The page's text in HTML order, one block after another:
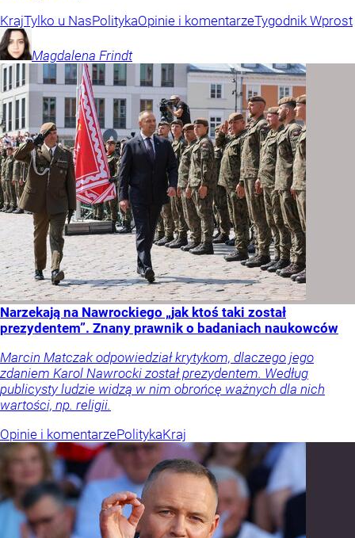
KrajTylko u NasPolitykaOpinie i komentarzeTygodnik Wprost
Magdalena Frindt
Narzekają na Nawrockiego „jak ktoś taki został
prezydentem”. Znany prawnik o badaniach naukowców
Marcin Matczak odpowiedział krytykom, dlaczego jego
zdaniem Karol Nawrocki został prezydentem. Według
publicysty ludzie widzą w nim obrońcę ważnych dla nich
wartości, np. religii.
Opinie i komentarzePolitykaKraj